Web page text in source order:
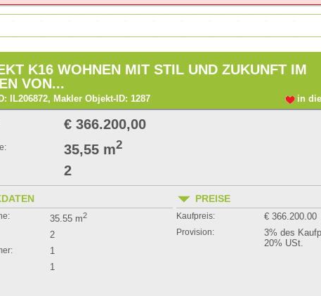
K16 WOHNEN MIT STIL UND ZUKUNFT IM
VON...
IL206872, Makler Objekt-ID: 1287 in
€ 366.200,00
35,55 m2
2
35.55 m2
2
1
1
PREISE
Kaufpreis: € 366.200.00
Provision:
3% des
20% USt.